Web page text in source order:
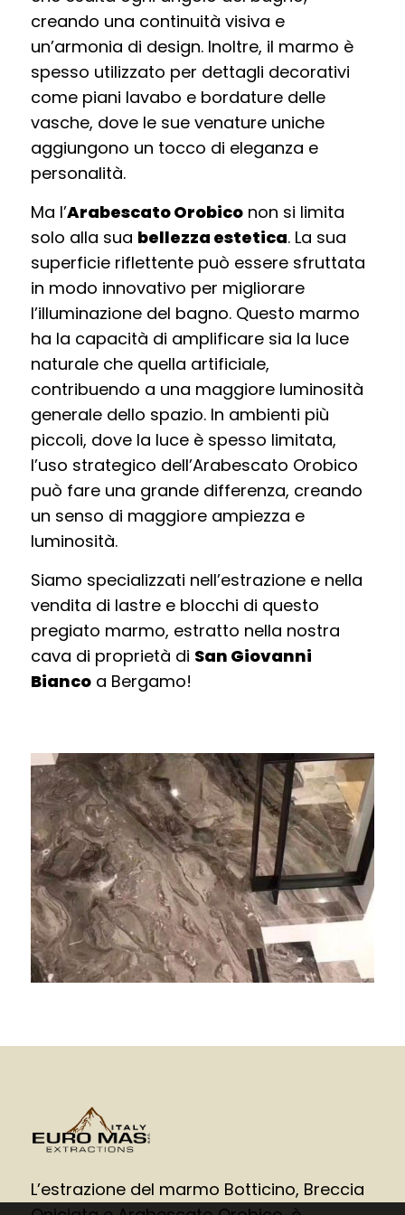
creando una continuità visiva e
un’armonia di design. Inoltre, il marmo è
spesso utilizzato per dettagli decorativi
come piani lavabo e bordature delle
vasche, dove le sue venature uniche
aggiungono un tocco di eleganza e
personalità.
Ma l’Arabescato Orobiconon si limita
solo alla sua bellezza estetica. La sua
superficie riflettente può essere sfruttata
in modo innovativo per migliorare
l’illuminazione del bagno. Questo marmo
ha la capacità di amplificare sia la luce
naturale che quella artificiale,
contribuendo a una maggiore luminosità
generale dello spazio. In ambienti più
piccoli, dove la luce è spesso limitata,
l’uso strategico dell’Arabescato Orobico
può fare una grande differenza, creando
un senso di maggiore ampiezza e
luminosità.
Siamo specializzati nell’estrazione e nella
vendita di lastre e blocchi di questo
pregiato marmo, estratto nella nostra
cava di proprietà di San Giovanni
Biancoa Bergamo!
L’estrazione del marmo Botticino, Breccia